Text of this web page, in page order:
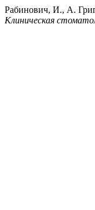
Рабинович, И., А.
Клиническая